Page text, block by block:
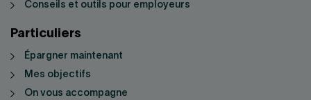
Conseils et outils pour employeurs
Particuliers
Épargner maintenant
Mes objectifs
On vous accompagne